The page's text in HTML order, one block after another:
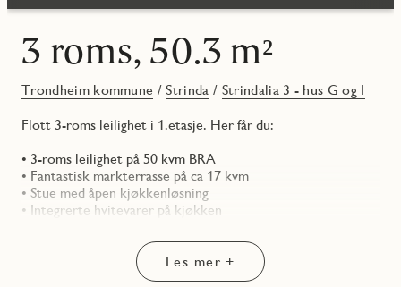
3 roms, 50.3 m²
Trondheim kommune /Strinda / Strindalia 3 - hus G og I
Flott 3-roms leilighet i 1.etasje. Her får du:
• 3-roms leilighet på 50 kvm BRA
• Fantastisk markterrasse på ca 17 kvm
• Stue med åpen kjøkkenløsning
• Integrerte hvitevarer på kjøkken
• Mulig å kjøpe p-plass
Kan dette være en leilighet for deg? Ta kontakt for visning!
Les mer +